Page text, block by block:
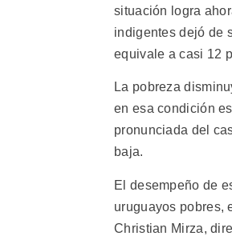
situación logra
indigentes dejó de
equivale a casi 12
La pobreza
en esa condición
pronunciada del
baja.
El desempeño de
uruguayos pobres,
Christian Mirza,